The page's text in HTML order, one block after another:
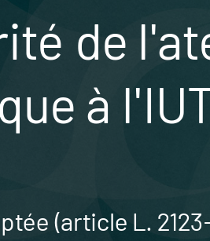
de
à
(article L.